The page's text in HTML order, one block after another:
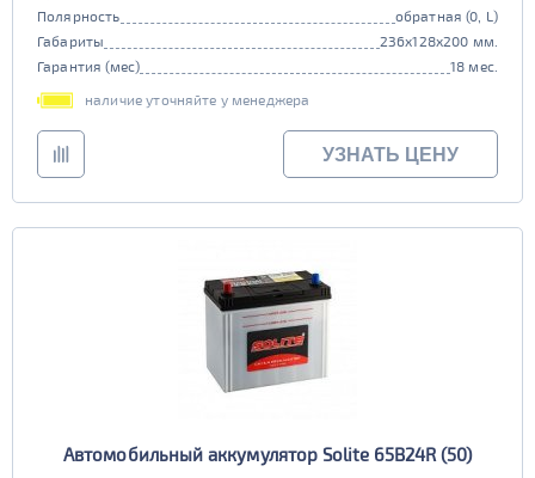
Полярность
обратная (0, L)
Габариты
236x128x200 мм.
Гарантия (мес)
18 мес.
наличие уточняйте у менеджера
УЗНАТЬ ЦЕНУ
Автомобильный аккумулятор Solite 65B24R (50)